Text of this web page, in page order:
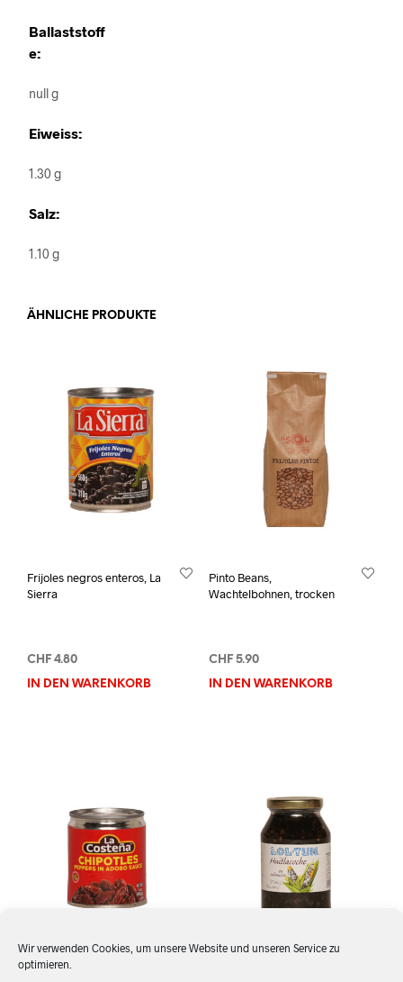
Wir verwenden Cookies, um unsere Website und unseren Service zu
optimieren.
Ballaststoff
e:
null g
Eiweiss:
1.30 g
Salz:
1.10 g
ÄHNLICHE PRODUKTE
Frijoles negros enteros, La
Sierra
CHF 4.80
IN DEN WARENKORB
Pinto Beans,
Wachtelbohnen, trocken
CHF5.90
IN DEN WARENKORB